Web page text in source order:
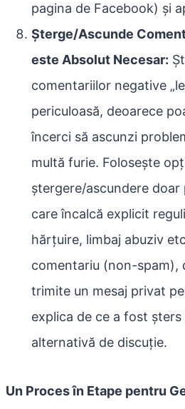
pagina de Facebook) și
Șterge/Ascunde
este Absolut Necesar:
comentariilor negative
periculoasă, deoarece
încerci să ascunzi
multă furie. Folosește
ștergere/ascundere
care încalcă explicit
hărțuire, limbaj abuziv
comentariu (non-spam),
trimite un mesaj privat
explica de ce a fost
alternativă de discuție.
Un Proces în Etape pentru